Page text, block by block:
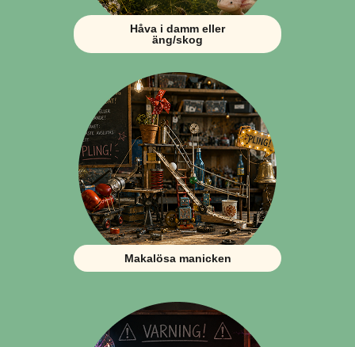
Håva i damm eller
äng/skog​
Makalösa manicken